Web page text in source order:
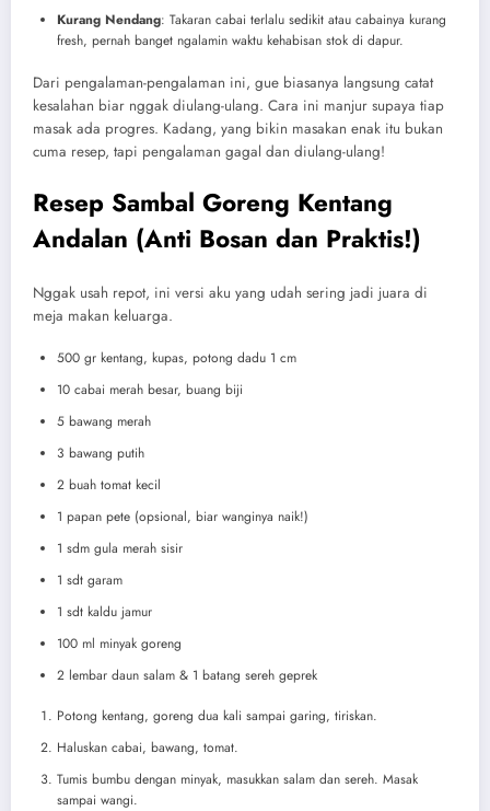
Kurang Nendang: Takaran cabai terlalu sedikit atau cabainya kurang
fresh, pernah banget ngalamin waktu kehabisan stok di dapur.
Dari pengalaman-pengalaman ini, gue biasanya langsung catat
kesalahan biar nggak diulang-ulang. Cara ini manjur supaya tiap
masak ada progres. Kadang, yang bikin masakan enak itu bukan
cuma resep, tapi pengalaman gagal dan diulang-ulang!
Resep Sambal Goreng Kentang
Andalan (Anti Bosan dan Praktis!)
Nggak usah repot, ini versi aku yang udah sering jadi juara di
meja makan keluarga.
500 gr kentang, kupas, potong dadu 1 cm
10 cabai merah besar, buang biji
5 bawang merah
3 bawang putih
2 buah tomat kecil
1 papan pete (opsional, biar wanginya naik!)
1 sdm gula merah sisir
1 sdt garam
1 sdt kaldu jamur
100 ml minyak goreng
2 lembar daun salam & 1 batang sereh geprek
Potong kentang, goreng dua kali sampai garing, tiriskan.
Haluskan cabai, bawang, tomat.
Tumis bumbu dengan minyak, masukkan salam dan sereh. Masak
sampai wangi.